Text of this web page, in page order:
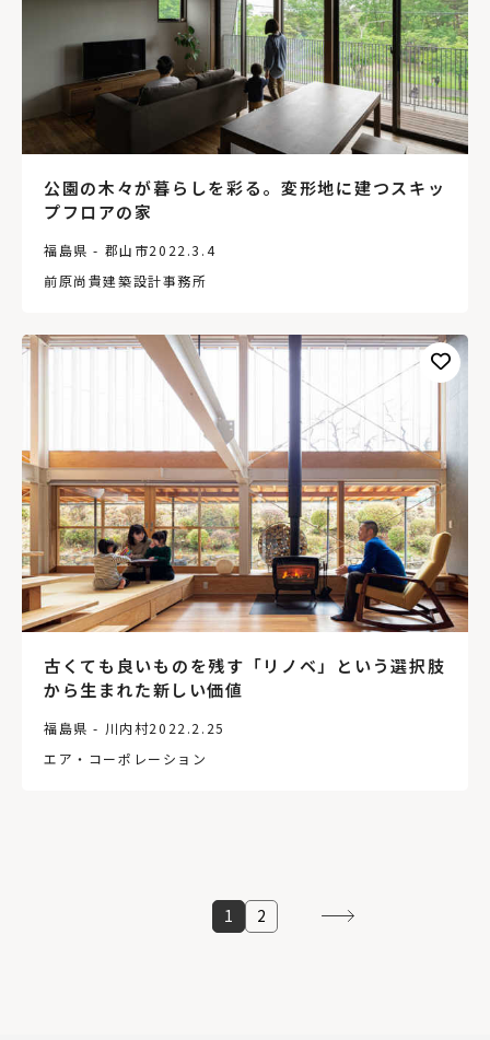
公園の木々が暮らしを彩る。変形地に建つスキッ
プフロアの家
福島県 - 郡山市2022.3.4
前原尚貴建築設計事務所
古くても良いものを残す「リノベ」という選択肢
から生まれた新しい価値
福島県 - 川内村2022.2.25
エア・コーポレーション
1 2